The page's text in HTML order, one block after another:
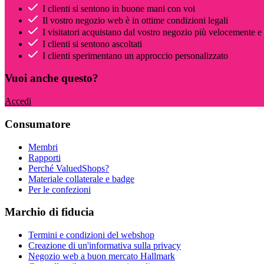
I clienti si sentono in buone mani con voi
Il vostro negozio web è in ottime condizioni legali
I visitatori acquistano dal vostro negozio più velocemente e
I clienti si sentono ascoltati
I clienti sperimentano un approccio personalizzato
Vuoi anche questo?
Accedi
Consumatore
Membri
Rapporti
Perché ValuedShops?
Materiale collaterale e badge
Per le confezioni
Marchio di fiducia
Termini e condizioni del webshop
Creazione di un'informativa sulla privacy
Negozio web a buon mercato Hallmark